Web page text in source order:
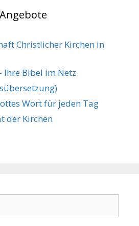
Christlicher Kirchen in
Ihre Bibel im Netz
Wort für jeden Tag
der Kirchen